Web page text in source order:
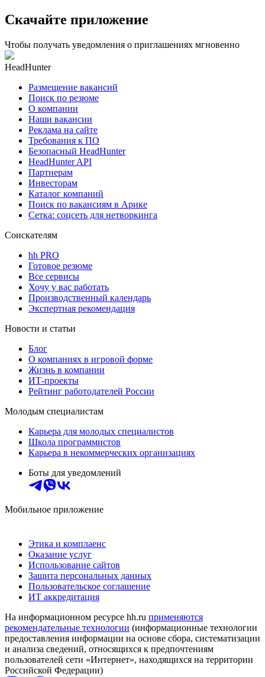
Скачайте приложение
Чтобы получать уведомления о приглашениях мгновенно
HeadHunter
Размещение вакансий
Поиск по резюме
О компании
Наши вакансии
Реклама на сайте
Требования к ПО
Безопасный HeadHunter
HeadHunter API
Партнерам
Инвесторам
Каталог компаний
Поиск по вакансиям в Арике
Сетка: соцсеть для нетворкинга
Соискателям
hh PRO
Готовое резюме
Все сервисы
Хочу у вас работать
Производственный календарь
Экспертная рекомендация
Новости и статьи
Блог
О компаниях в игровой форме
Жизнь в компании
ИТ-проекты
Рейтинг работодателей России
Молодым специалистам
Карьера для молодых специалистов
Школа программистов
Карьера в некоммерческих организациях
Боты для уведомлений
Мобильное приложение
Этика и комплаенс
Оказание услуг
Использование сайтов
Защита персональных данных
Пользовательское соглашение
ИТ аккредитация
На информационном ресурсе hh.ru применяются
рекомендательные технологии (информационные технологии
предоставления информации на основе сбора, систематизации
и анализа сведений, относящихся к предпочтениям
пользователей сети «Интернет», находящихся на территории
Российской Федерации)